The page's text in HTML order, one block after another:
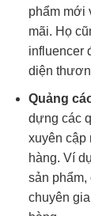
phẩm mới
mãi. Họ
influencer
diện
Quảng
dựng các
xuyên cập
hàng. Ví
sản phẩm,
chuyên